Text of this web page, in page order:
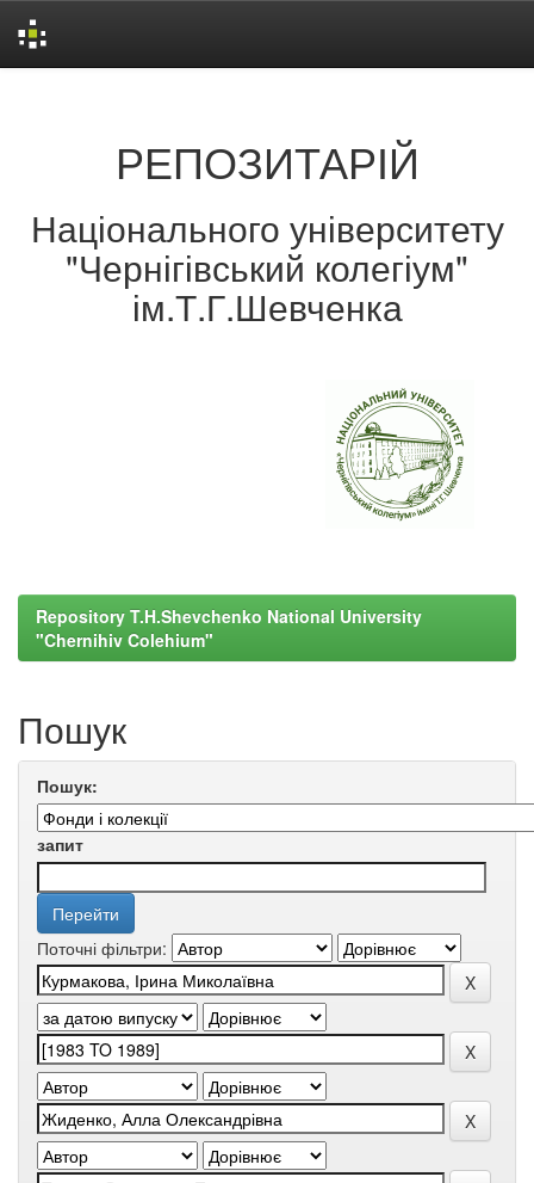
РЕПОЗИТАРІЙ
Національного університету
"Чернігівський колегіум"
ім.Т.Г.Шевченка
Repository T.H.Shevchenko National University
"Chernihiv Colehium"
Пошук
Пошук:
запит
Поточні фільтри: